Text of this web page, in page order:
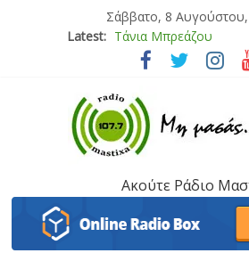
Σάββατο, 8
Latest: Bliss
Μάνος Τρυπιάς &
Ιορδάνης Αγαπητός
Μαριάννα Μασάδη
Τάνια Μπρεάζου
Ακούτε Ράδιο